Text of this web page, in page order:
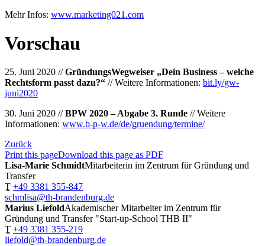
Mehr Infos: www.marketing021.com
Vorschau
25. Juni 2020 //GründungsWegweiser „Dein Business – welche
Rechtsform passt dazu?“ // Weitere Informationen: bit.ly/gw-
juni2020
30. Juni 2020 //BPW 2020 – Abgabe 3. Runde // Weitere
Informationen: www.b-p-w.de/de/gruendung/termine/
Zurück
Print this pageDownload this page as PDF
Lisa-Marie SchmidtMitarbeiterin im Zentrum für Gründung und
Transfer
T +49 3381 355-847
schmlisa@th-brandenburg.de
Marius LiefoldAkademischer Mitarbeiter im Zentrum für
Gründung und Transfer "Start-up-School THB II"
T +49 3381 355-219
liefold@th-brandenburg.de